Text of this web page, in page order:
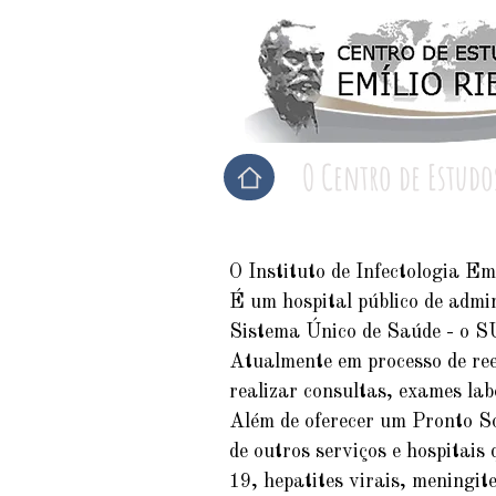
O Centro de
O Instituto de Infectologia
É um hospital público de
Sistema Único de Saúde - o
Atualmente em processo de
realizar consultas, exames
Além de oferecer um Pronto
de outros serviços e hospitais
19, hepatites virais,